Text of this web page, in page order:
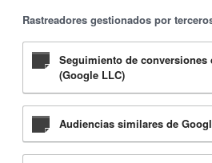
Rastreadores gestionados por
Seguimiento de conversiones
(Google LLC)
Audiencias similares de